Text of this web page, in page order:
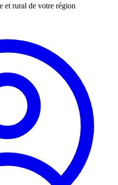
et rural de votre région